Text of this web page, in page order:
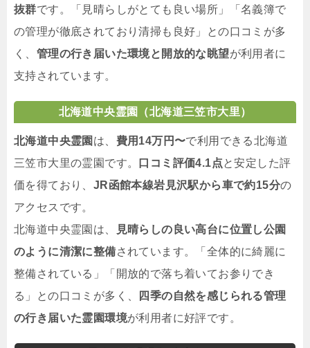
抜群です。「見晴らしがとても良い場所」「名義簿で
の管理が徹底されており清掃も良好」との口コミが多
く、 管理の行き届いた環境と開放的な眺望が利用者に
支持されています。
北海道中央霊園（北海道三笠市大里）
北海道中央霊園 は、 費用14万円〜で利用できる北海道
三笠市大里の霊園です。
口コミ評価4.1点と安定した評
価を得ており、 JR函館本線岩見沢駅から車で約15分の
アクセスです。
北海道中央霊園は、
見晴らしの良い高台に位置し公園
のように清潔に整備されています。「全体的に綺麗に
整備されている」「開放的で落ち着いてお参りでき
る」との口コミが多く、
四季の自然を感じられる管理
の行き届いた霊園環境が利用者に好評です。